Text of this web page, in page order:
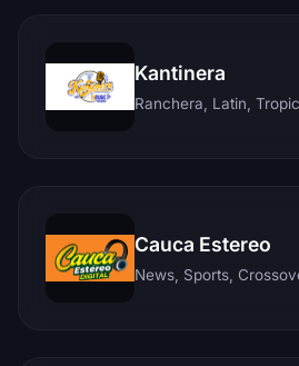
Kantinera
Ranchera, Latin,
Cauca Estereo
News, Sports,